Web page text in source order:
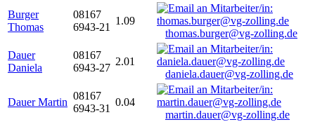
Burger
Thomas
08167
6943-21
1.09
thomas.burger@vg-zolling.de
Dauer
Daniela
08167
6943-27
2.01
daniela.dauer@vg-zolling.de
Dauer Martin
08167
6943-31
0.04
martin.dauer@vg-zolling.de